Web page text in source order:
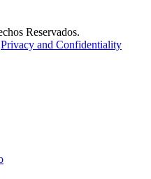
Reservados.
Privacy and Confidentiality